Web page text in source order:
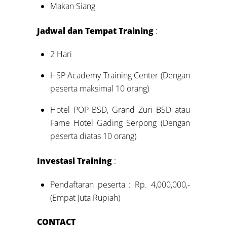
Makan Siang
Jadwal dan Tempat Training :
2 Hari
HSP Academy Training Center (Dengan
peserta maksimal 10 orang)
Hotel POP BSD, Grand Zuri BSD atau
Fame Hotel Gading Serpong (Dengan
peserta diatas 10 orang)
Investasi Training :
Pendaftaran peserta : Rp. 4,000,000,-
(Empat Juta Rupiah)
CONTACT